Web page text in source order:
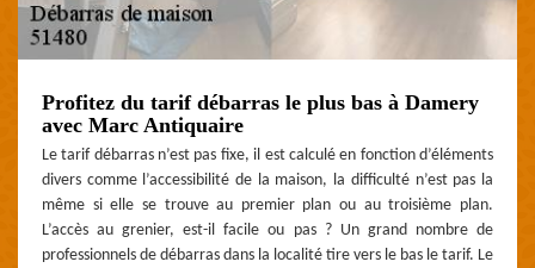
Profitez du tarif débarras le plus bas à Damery
avec Marc Antiquaire
Le tarif débarras n’est pas fixe, il est calculé en fonction d’éléments
divers comme l’accessibilité de la maison, la difficulté n’est pas la
même si elle se trouve au premier plan ou au troisième plan.
L’accès au grenier, est-il facile ou pas ? Un grand nombre de
professionnels de débarras dans la localité tire vers le bas le tarif. Le